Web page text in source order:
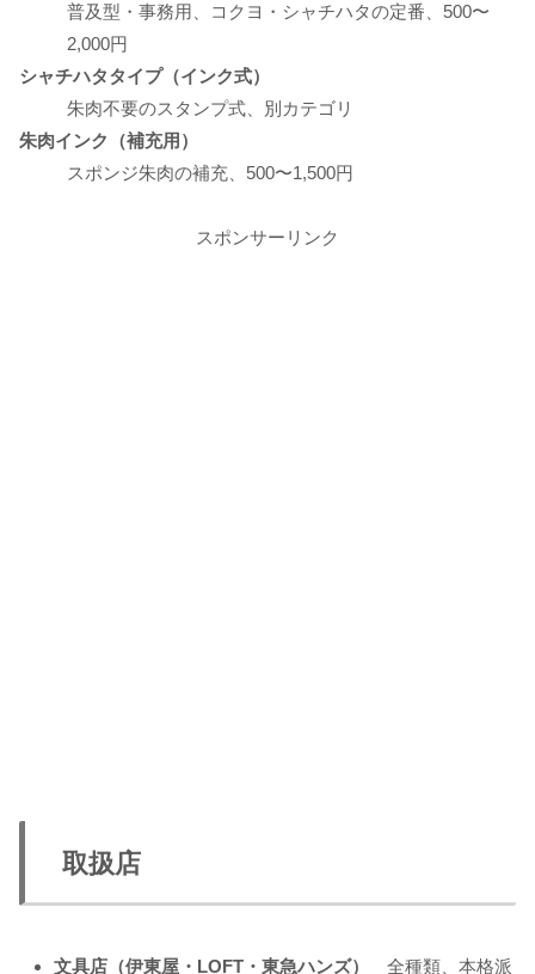
普及型・事務用、コクヨ・シャチハタの定番、500〜
2,000円
シャチハタタイプ（インク式）
朱肉不要のスタンプ式、別カテゴリ
朱肉インク（補充用）
スポンジ朱肉の補充、500〜1,500円
スポンサーリンク
取扱店
文具店（伊東屋・LOFT・東急ハンズ） 全種類、本格派